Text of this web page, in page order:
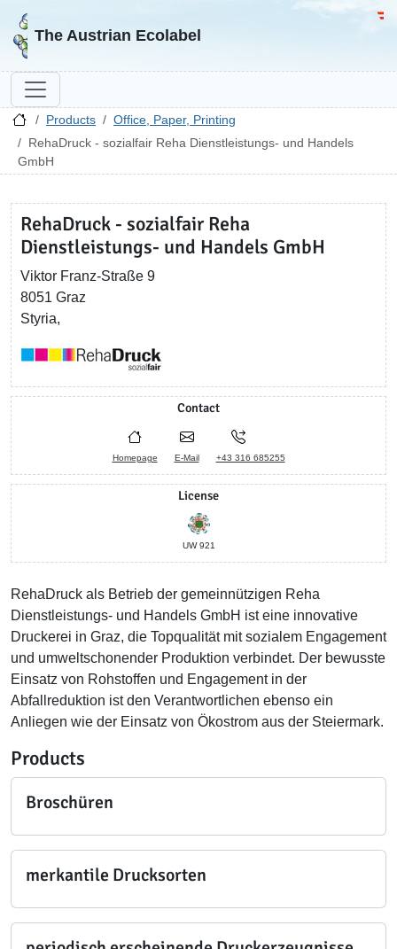
Go to homepage
The Austrian Ecolabel
Products
Office, Paper, Printing
RehaDruck - sozialfair Reha Dienstleistungs- und Handels
GmbH
RehaDruck - sozialfair Reha
Dienstleistungs- und Handels GmbH
Viktor Franz-Straße 9
8051 Graz
Styria,
Contact
Homepage E-Mail +43 316 685255
License
UW 921
RehaDruck als Betrieb der gemeinnützigen Reha
Dienstleistungs- und Handels GmbH ist eine innovative
Druckerei in Graz, die Topqualität mit sozialem Engagement
und umweltschonender Produktion verbindet. Der bewusste
Einsatz von Rohstoffen und Engagement in der
Abfallreduktion ist den Verantwortlichen ebenso ein
Anliegen wie der Einsatz von Ökostrom aus der Steiermark.
Products
Broschüren
merkantile Drucksorten